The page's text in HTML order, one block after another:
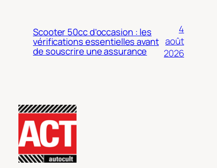
Scooter 50cc d’occasion : les
vérifications essentielles avant
de souscrire une assurance
4
août
2026